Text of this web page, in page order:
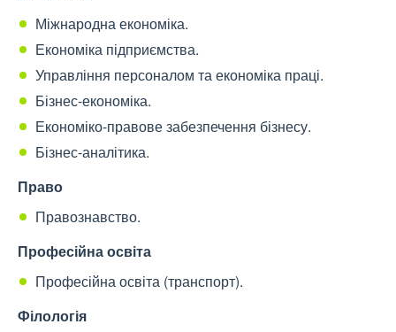
Міжнародна економіка.
Економіка підприємства.
Управління персоналом та економіка праці.
Бізнес-економіка.
Економіко-правове забезпечення бізнесу.
Бізнес-аналітика.
Право
Правознавство.
Професійна освіта
Професійна освіта (транспорт).
Філологія